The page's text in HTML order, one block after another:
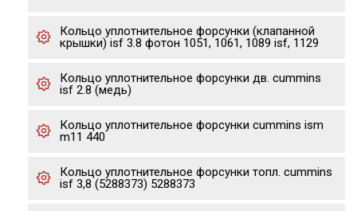
Кольцо уплотнительное форсунки (клапанной
крышки) isf 3.8 фотон 1051, 1061, 1089 isf, 1129
Кольцо уплотнительное форсунки дв. cummins
isf 2.8 (медь)
Кольцо уплотнительное форсунки cummins ism
m11 440
Кольцо уплотнительное форсунки топл. cummins
isf 3,8 (5288373) 5288373